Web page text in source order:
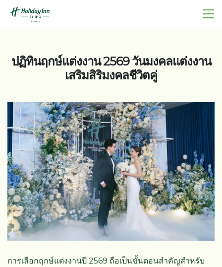
ปฏิทินฤกษ์แต่งงาน 2569 วันมงคลแต่งงาน
เสริมสิริมงคลชีวิตคู่
การเลือกฤกษ์แต่งงานปี 2569 ถือเป็นขั้นตอนสำคัญสำหรับ